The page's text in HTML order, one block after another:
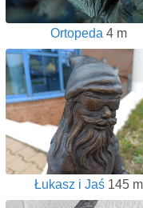
Ortopeda 4 m
Łukasz i Jaś 145 m